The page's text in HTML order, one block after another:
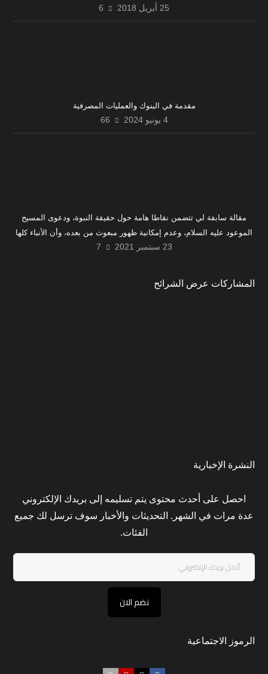
25 أبريل 2018 6
مقدمة في البنوك والعمليات المصرفية
4 يونيو 2024 66
مقالة سابقة لي تتضمن نقاطا هامة حول حقيقة النبوة، ودعوى المسيح
الموعود عليه السلام، وعدم إمكانية ظهور مبعوث من بعده، وأن الأنباء كلها
متعلقة بسلسلة خلفائه المستمرة إلى يوم القيامة.
23 سبتمبر 2021 7
المشاركات عرض الشرائح
النشرة الإخبارية
احصل على أحدث محتوى يتم تسليمه إلى بريدك الإلكتروني
عدة مرات في الشهر. التحديثات والأخبار سوف ترسل لك جميع
الفئات.
نضم الان
الرموز الاجتماعية